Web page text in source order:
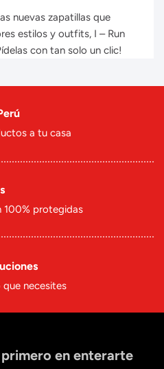
nuevas zapatillas que
estilos y outfits, I – Run
con tan solo un clic!
a tu casa
100% protegidas
que necesites
en enterarte